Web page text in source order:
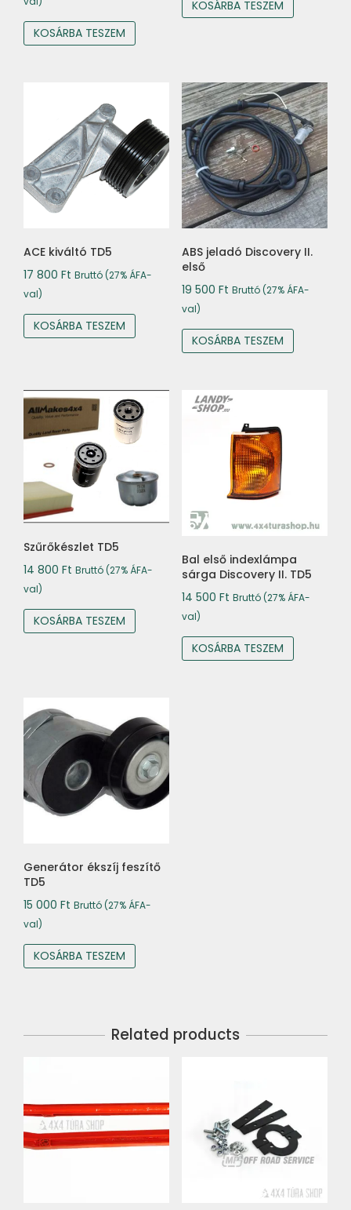
KOSÁRBA TESZEM
KOSÁRBA TESZEM
ACE kiváltó TD5
17 800 Ft Bruttó (27% ÁFA-
val)
KOSÁRBA TESZEM
ABS jeladó Discovery II.
első
19 500 Ft Bruttó (27% ÁFA-
val)
KOSÁRBA TESZEM
Szűrőkészlet TD5
14 800 Ft Bruttó (27% ÁFA-
val)
KOSÁRBA TESZEM
Bal első indexlámpa
sárga Discovery II. TD5
14 500 Ft Bruttó (27% ÁFA-
val)
KOSÁRBA TESZEM
Generátor ékszíj feszítő
TD5
15 000 Ft Bruttó (27% ÁFA-
val)
KOSÁRBA TESZEM
Related products